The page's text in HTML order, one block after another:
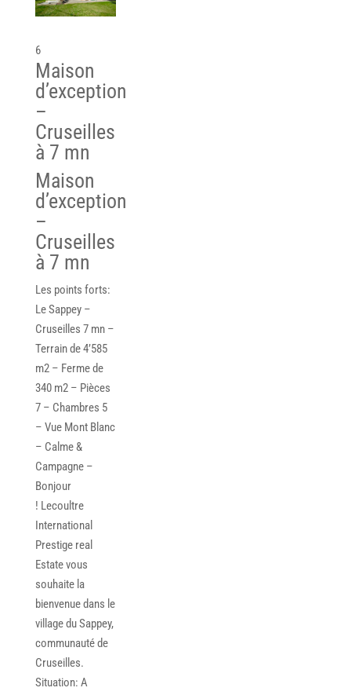
6
Maison
d’exception
–
Cruseilles
à 7 mn
Maison
d’exception
–
Cruseilles
à 7 mn
Les points forts:
Le Sappey –
Cruseilles 7 mn –
Terrain de 4’585
m2 – Ferme de
340 m2 – Pièces
7 – Chambres 5
– Vue Mont Blanc
– Calme &
Campagne –
Bonjour
! Lecoultre
International
Prestige real
Estate vous
souhaite la
bienvenue dans le
village du Sappey,
communauté de
Cruseilles.
Situation: A